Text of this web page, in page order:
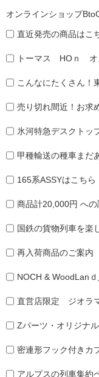
オンラインショップ
直近発売の商品はこ
トーマス HOｎ オ
こんなにたくさん！
売り切れ間近！お求
氷河特急デスクトッ
甲種輸送の種車まだ
165系ASSYはこちら
商品計20,000円 への
国鉄の貨物列車を楽
再入荷商品のご案内
NOCH & WoodLan
直営店限定 ジオラ
Zパーツ・オリジナ
密連形フック付きカ
アルプスの列車集約